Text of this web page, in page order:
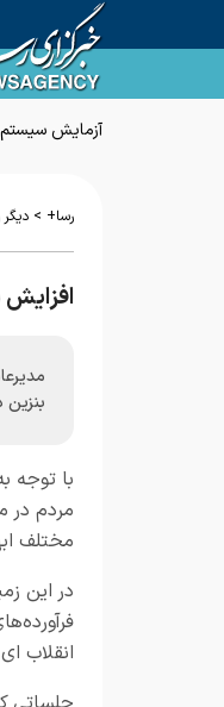
آزمایش سیستم
رسا+ > دیگر
افزایش
بنزین در
با توجه
مردم در
مختلف
در این
انقلاب